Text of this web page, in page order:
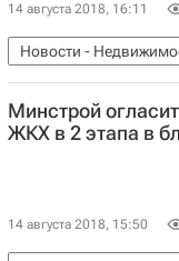
14 августа 2018, 16:11
Новости -
Минстрой
ЖКХ в 2 этапа в
14 августа 2018, 15:50